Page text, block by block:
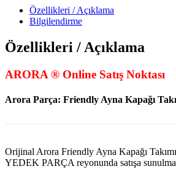
Özellikleri / Açıklama
Bilgilendirme
Özellikleri / Açıklama
ARORA ® Online Satış Noktası
Arora Parça: Friendly Ayna Kapağı
Orijinal Arora Friendly Ayna Kapağı
YEDEK PARÇA reyonunda satışa